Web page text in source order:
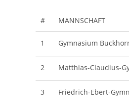
# MANNSCHAFT
1 Gymnasium
2 Matthias-Claudius-
3 Friedrich-Ebert-